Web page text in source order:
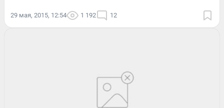
29 мая, 2015, 12:54 1 192 12